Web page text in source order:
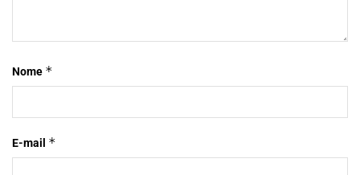
Nome *
E-mail *